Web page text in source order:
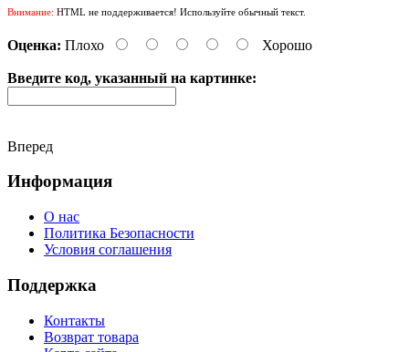
Внимание: HTML не поддерживается! Используйте обычный текст.
Оценка: Плохо Хорошо
Введите код, указанный на картинке:
Вперед
Информация
О нас
Политика Безопасности
Условия соглашения
Поддержка
Контакты
Возврат товара